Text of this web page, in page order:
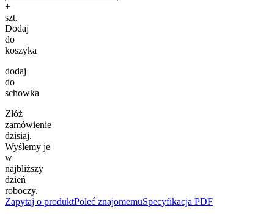
+
szt.
Dodaj
do
koszyka
dodaj
do
schowka
Złóż
zamówienie
dzisiaj.
Wyślemy je
w
najbliższy
dzień
roboczy.
Zapytaj o produktPoleć znajomemuSpecyfikacja PDF